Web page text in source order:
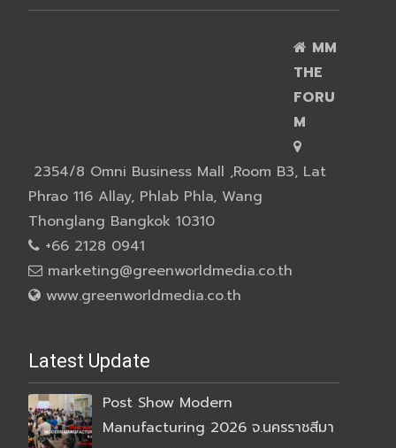
MM
THE
FORU
M
2354/8 Omni Business Mall ,Room B3, Lat
Phrao 116 Allay, Phlab Phla, Wang
Thonglang Bangkok 10310
+66 2128 0941
marketing@greenworldmedia.co.th
www.greenworldmedia.co.th
Latest Update
Post Show Modern
Manufacturing 2026 จ.นครราชสีมา